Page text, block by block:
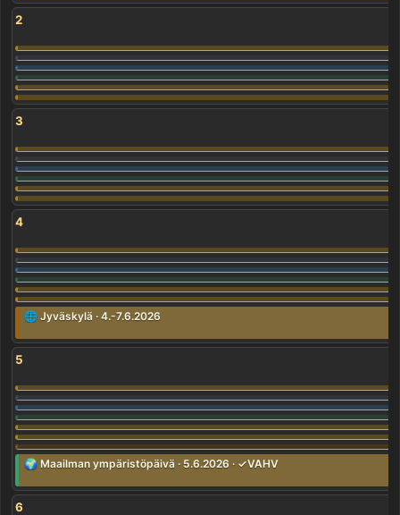
2
3
4
🌐 Jyväskylä · 4.-7.6.2026
5
🌍 Maailman ympäristöpäivä · 5.6.2026 · ✓VAHV
6